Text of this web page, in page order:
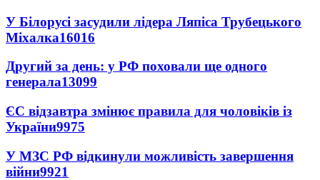
У Білорусі засудили лідера Ляпіса Трубецького
Міхалка16016
Другий за день: у РФ поховали ще одного
генерала13099
ЄС відзавтра змінює правила для чоловіків із
України9975
У МЗС РФ відкинули можливість завершення
війни9921